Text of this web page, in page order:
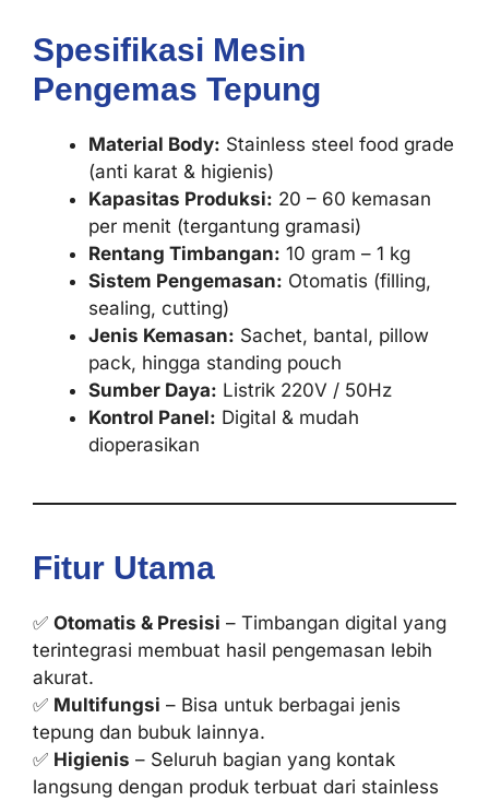
Spesifikasi Mesin
Pengemas Tepung
Material Body: Stainless steel food grade
(anti karat & higienis)
Kapasitas Produksi: 20 – 60 kemasan
per menit (tergantung gramasi)
Rentang Timbangan: 10 gram – 1 kg
Sistem Pengemasan: Otomatis (filling,
sealing, cutting)
Jenis Kemasan: Sachet, bantal, pillow
pack, hingga standing pouch
Sumber Daya: Listrik 220V / 50Hz
Kontrol Panel: Digital & mudah
dioperasikan
Fitur Utama
✅ Otomatis & Presisi – Timbangan digital yang
terintegrasi membuat hasil pengemasan lebih
akurat.
✅ Multifungsi – Bisa untuk berbagai jenis
tepung dan bubuk lainnya.
✅ Higienis – Seluruh bagian yang kontak
langsung dengan produk terbuat dari stainless